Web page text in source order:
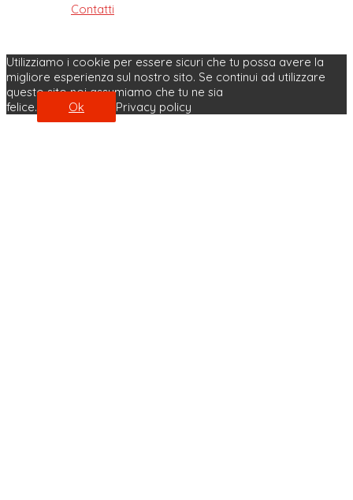
Contatti
Utilizziamo i cookie per essere sicuri che tu possa avere la
migliore esperienza sul nostro sito. Se continui ad utilizzare
questo sito noi assumiamo che tu ne sia
felice.
Ok Privacy policy